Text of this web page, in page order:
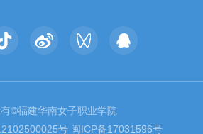
©福建华南女子职业学院
号 闽ICP备17031596号